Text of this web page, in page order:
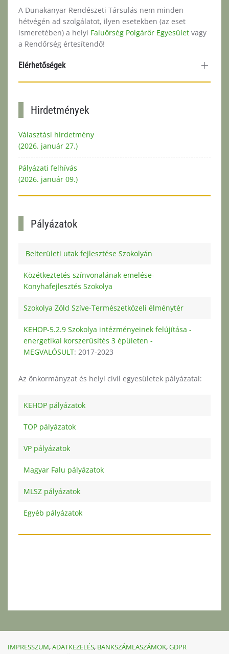
A Dunakanyar Rendészeti Társulás nem minden
hétvégén ad szolgálatot, ilyen esetekben (az eset
ismeretében) a helyi Faluőrség Polgárőr Egyesület vagy
a Rendőrség értesítendő!
Elérhetőségek
Hirdetmények
Választási hirdetmény
(2026. január 27.)
Pályázati felhívás
(2026. január 09.)
Pályázatok
Belterületi utak fejlesztése Szokolyán
Közétkeztetés színvonalának emelése-
Konyhafejlesztés Szokolya
Szokolya Zöld Szíve-Természetközeli élménytér
KEHOP-5.2.9 Szokolya intézményeinek felújítása -
energetikai korszerűsítés 3 épületen -
MEGVALÓSULT: 2017-2023
Az önkormányzat és helyi civil egyesületek pályázatai:
KEHOP pályázatok
TOP pályázatok
VP pályázatok
Magyar Falu pályázatok
MLSZ pályázatok
Egyéb pályázatok
IMPRESSZUM,ADATKEZELÉS, BANKSZÁMLASZÁMOK,GDPR